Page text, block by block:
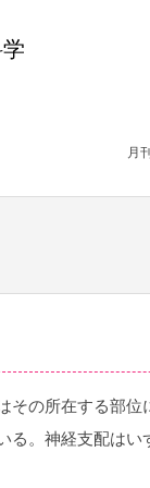
月
の所在する部位
る。神経支配は